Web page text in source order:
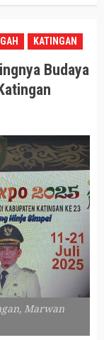
KATINGAN
Budaya
Marwan